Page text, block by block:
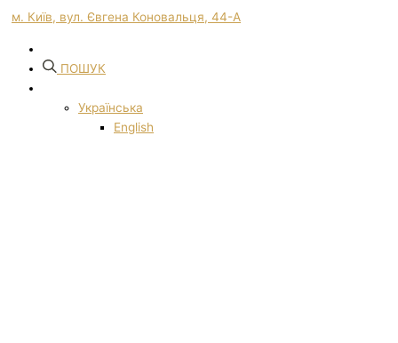
м. Київ, вул. Євгена Коновальця, 44-А
ПОШУК
Українська
English